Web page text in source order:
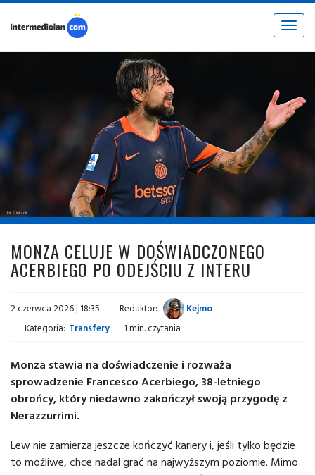
Toggle
fot. © inter.it
MONZA CELUJE W DOŚWIADCZONEGO
ACERBIEGO PO ODEJŚCIU Z INTERU
2 czerwca 2026 | 18:35 Redaktor:
Kejmo
Kategoria: Transfery 1 min. czytania
Monza stawia na doświadczenie i rozważa
sprowadzenie Francesco Acerbiego, 38-letniego
obrońcy, który niedawno zakończył swoją przygodę z
Nerazzurrimi.
Lew nie zamierza jeszcze kończyć kariery i, jeśli tylko będzie
to możliwe, chce nadal grać na najwyższym poziomie. Mimo